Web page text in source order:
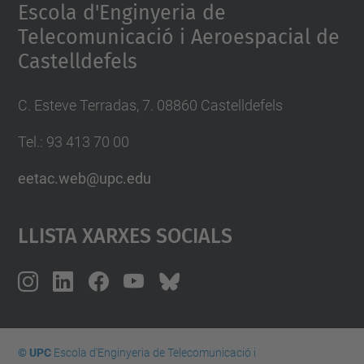
Escola d'Enginyeria de
Telecomunicació i Aeroespacial de
Castelldefels
C. Esteve Terradas, 7. 08860 Castelldefels
Tel.: 93 413 70 00
eetac.web@upc.edu
Llista Xarxes Socials
© UPCEscola d'Enginyeria de Telecomunicació i